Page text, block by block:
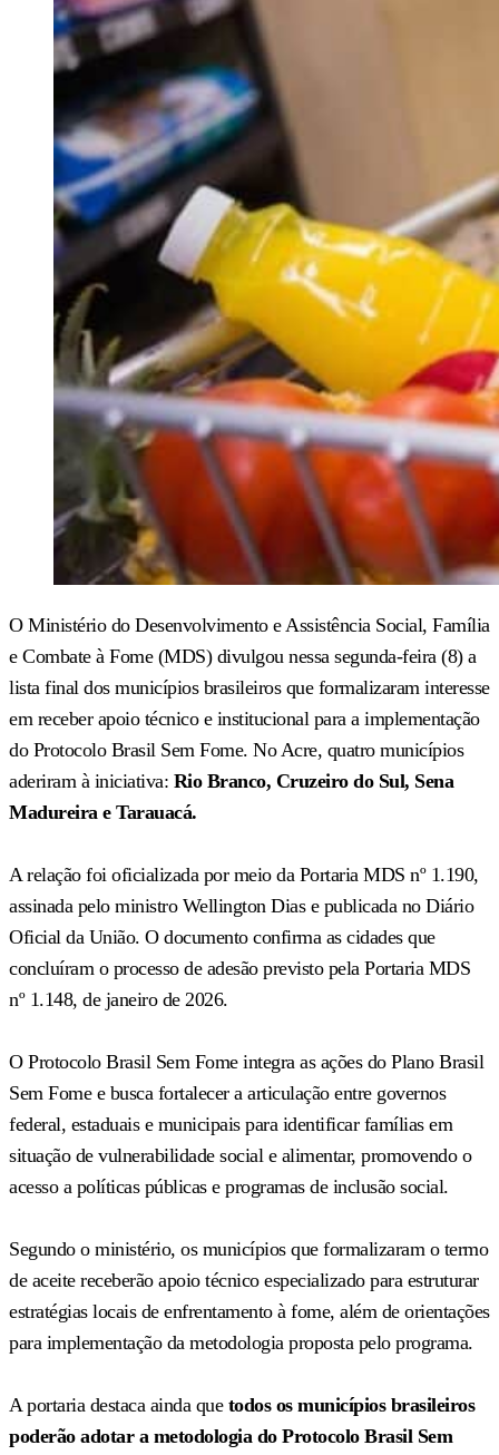
O Ministério do Desenvolvimento e Assistência Social, Família
e Combate à Fome (MDS) divulgou nessa segunda-feira (8) a
lista final dos municípios brasileiros que formalizaram interesse
em receber apoio técnico e institucional para a implementação
do Protocolo Brasil Sem Fome. No Acre, quatro municípios
aderiram à iniciativa: Rio Branco, Cruzeiro do Sul, Sena
Madureira e Tarauacá.
A relação foi oficializada por meio da Portaria MDS nº 1.190,
assinada pelo ministro Wellington Dias e publicada no Diário
Oficial da União. O documento confirma as cidades que
concluíram o processo de adesão previsto pela Portaria MDS
nº 1.148, de janeiro de 2026.
O Protocolo Brasil Sem Fome integra as ações do Plano Brasil
Sem Fome e busca fortalecer a articulação entre governos
federal, estaduais e municipais para identificar famílias em
situação de vulnerabilidade social e alimentar, promovendo o
acesso a políticas públicas e programas de inclusão social.
Segundo o ministério, os municípios que formalizaram o termo
de aceite receberão apoio técnico especializado para estruturar
estratégias locais de enfrentamento à fome, além de orientações
para implementação da metodologia proposta pelo programa.
A portaria destaca ainda que todos os municípios brasileiros
poderão adotar a metodologia do Protocolo Brasil Sem